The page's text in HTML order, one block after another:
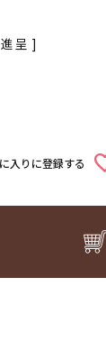
呈 ]
入りに登録する